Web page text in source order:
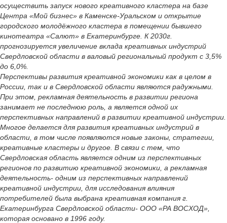
осуществить запуск нового креативного кластера на базе
Центра «Мой бизнес» в Каменске-Уральском и открытие
городского молодёжного кластера в помещении бывшего
кинотеатра «Салют» в Екатеринбурге. К 2030г.
прогнозируется увеличение вклада креативных индустрий
Свердловской области в валовый региональный продукт с 3,5%
до 6,0%.
Перспективы развития креативной экономики как в целом в
России, так и в Свердловской области являются радужными.
При этом, рекламная деятельность в развитии региона
занимает не последнюю роль, а является одной их
перспективных направлений в развитии креативной индустрии.
Многое делается для развития креативных индустрий в
области, в том числе появляются новые законы, стратегии,
креативные кластеры и другое. В связи с тем, что
Свердловская область является одним из перспективных
регионов по развитию креативной экономики, а рекламная
деятельность- одним из перспективных направлений
креативной индустрии, для исследования влияния
потребителей была выбрана креативная компания г.
Екатеринбурга Свердловской области- ООО «РА ВОСХОД»,
которая основано в 1996 году.